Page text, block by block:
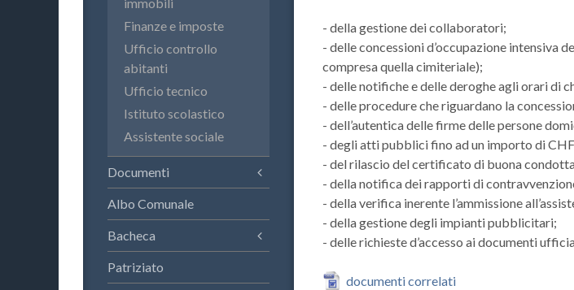
- della gestione dei collaboratori;
- delle concessioni d’occupazione intensiva
compresa quella cimiteriale);
- delle notifiche e delle deroghe agli orari di
- delle procedure che riguardano la
- dell’autentica delle firme delle persone
- degli atti pubblici fino ad un importo di
- del rilascio del certificato di buona
- della notifica dei rapporti di
- della verifica inerente l’ammissione
- della gestione degli impianti pubblicitari;
- delle richieste d’accesso ai documenti
documenti correlati
Finanze e imposte
Ufficio controllo
abitanti
Ufficio tecnico
Istituto scolastico
Assistente sociale
Documenti
Albo Comunale
Bacheca
Patriziato